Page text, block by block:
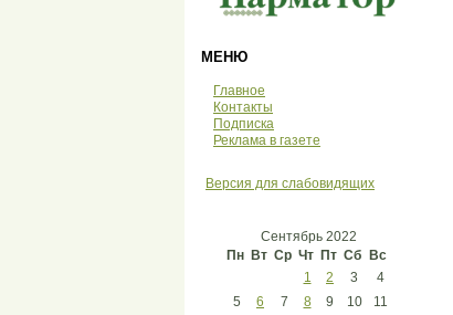
МЕНЮ
Главное
Контакты
Подписка
Реклама в газете
Версия для слабовидящих
Сентябрь 2022
Пн Вт Ср Чт Пт Сб Вс
1 2 3
4
5
6 7 8 9 10
11